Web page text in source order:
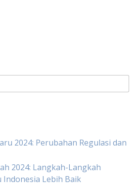
2024: Perubahan Regulasi dan
2024: Langkah-Langkah
Lebih Baik